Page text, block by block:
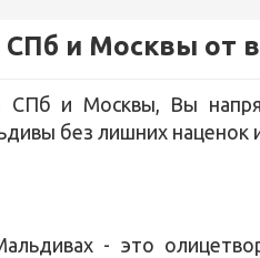
и Москвы от
и Москвы, Вы
без лишних наценок
- это